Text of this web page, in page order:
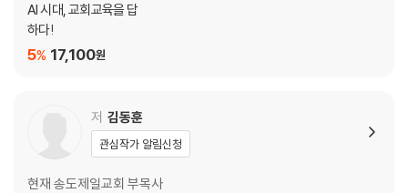
AI 시대, 교회교육을 답
하다!
17,100원
5%
저 김동훈
관심작가 알림신청
현재 송도제일교회 부목사